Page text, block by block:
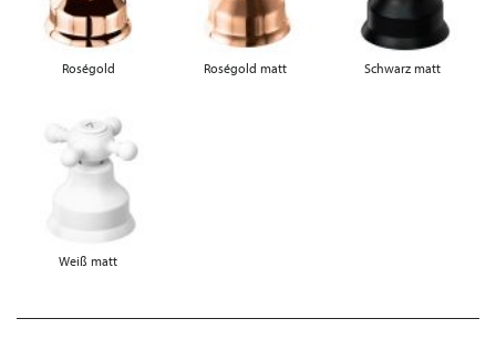
Roségold Roségold matt Schwarz matt
Weiß matt